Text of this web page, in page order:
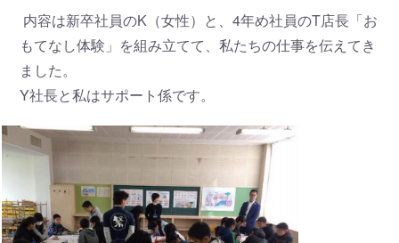
内容は新卒社員のK（女性）と、4年め社員のT店長「お
もてなし体験」を組み立てて、私たちの仕事を伝えてき
ました。
Y社長と私はサポート係です。